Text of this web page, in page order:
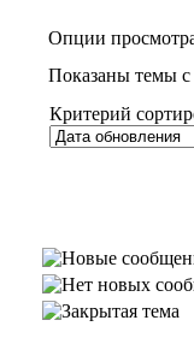
Опции
Показаны темы с
Критерий